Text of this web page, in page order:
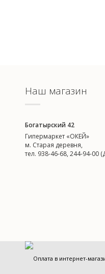
Наш магазин
Богатырский 42
Гипермаркет «ОКЕЙ»
м. Старая деревня,
тел. 938-46-68, 244-94-00